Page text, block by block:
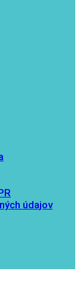
údajov